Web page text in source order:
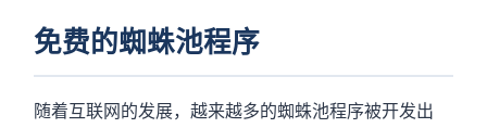
免费的蜘蛛池程序
随着互联网的发展，越来越多的蜘蛛池程序被开发出